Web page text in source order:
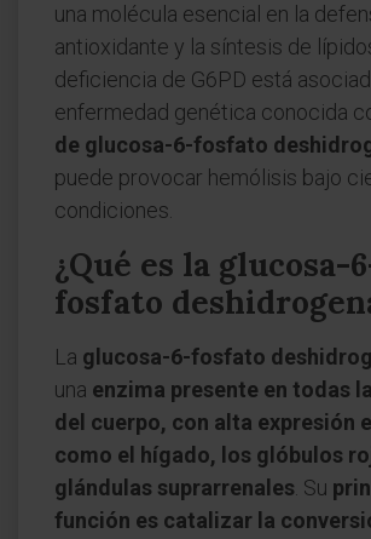
una molécula esencial en la
antioxidante y la síntesis de
deficiencia de G6PD está
enfermedad genética conocida
de glucosa-6-fosfato
puede provocar hemólisis bajo
condiciones.
¿Qué es la glucosa-
fosfato
La glucosa-6-fosfato
una enzima presente en todas
del cuerpo, con alta expresión
como el hígado, los glóbulos
glándulas suprarrenales . Su
función es catalizar la